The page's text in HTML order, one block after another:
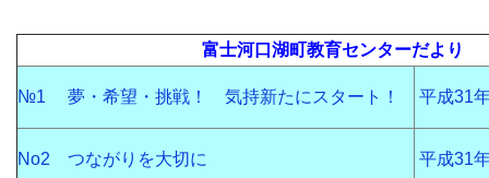
富士河口湖町教育センターだより
№1 夢・希望・挑戦！ 気持新たにスタート！ 平成31
No2 つながりを大切に 平成31